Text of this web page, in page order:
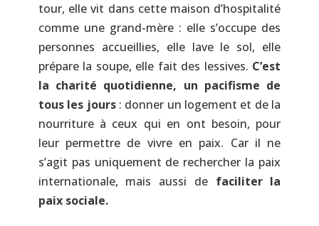
tour, elle vit dans cette maison d’hospitalité
comme une grand-mère : elle s’occupe des
personnes accueillies, elle lave le sol, elle
prépare la soupe, elle fait des lessives. C’est
la charité quotidienne, un pacifisme de
tous les jours: donner un logement et de la
nourriture à ceux qui en ont besoin, pour
leur permettre de vivre en paix. Car il ne
s’agit pas uniquement de rechercher la paix
internationale, mais aussi de faciliter la
paix sociale.